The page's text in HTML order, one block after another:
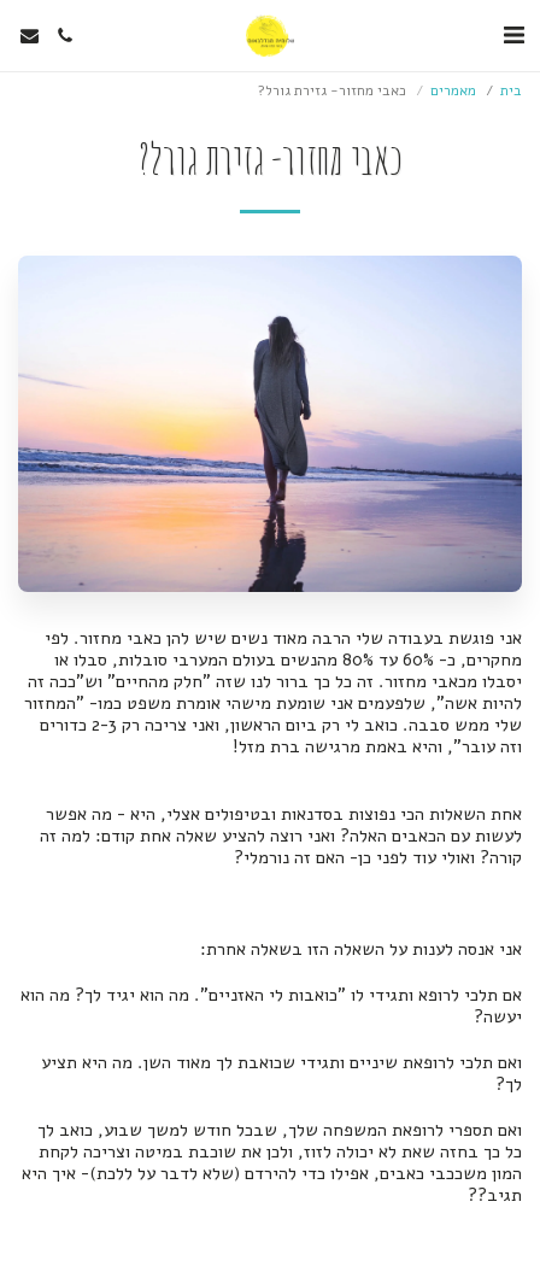
בית מאמרים כאבי מחזור- גזירת גורל?
כאבי מחזור- גזירת גורל?
אני פוגשת בעבודה שלי הרבה מאוד נשים שיש להן כאבי מחזור. לפי
מחקרים, כ- 60% עד 80% מהנשים בעולם המערבי סובלות, סבלו או
יסבלו מכאבי מחזור. זה כל כך ברור לנו שזה "חלק מהחיים" וש"ככה זה
להיות אשה", שלפעמים אני שומעת מישהי אומרת משפט כמו- "המחזור
שלי ממש סבבה. כואב לי רק ביום הראשון, ואני צריכה רק 2-3 כדורים
וזה עובר", והיא באמת מרגישה ברת מזל!
אחת השאלות הכי נפוצות בסדנאות ובטיפולים אצלי, היא - מה אפשר
לעשות עם הכאבים האלה? ואני רוצה להציע שאלה אחת קודם: למה זה
קורה? ואולי עוד לפני כן- האם זה נורמלי?
אני אנסה לענות על השאלה הזו בשאלה אחרת:
אם תלכי לרופא ותגידי לו "כואבות לי האזניים". מה הוא יגיד לך? מה הוא
יעשה?
ואם תלכי לרופאת שיניים ותגידי שכואבת לך מאוד השן. מה היא תציע
לך?
ואם תספרי לרופאת המשפחה שלך, שבכל חודש למשך שבוע, כואב לך
כל כך בחזה שאת לא יכולה לזוז, ולכן את שוכבת במיטה וצריכה לקחת
המון משככבי כאבים, אפילו כדי להירדם (שלא לדבר על ללכת)- איך היא
תגיב??